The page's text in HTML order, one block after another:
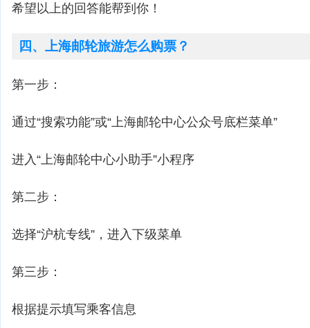
希望以上的回答能帮到你！
四、上海邮轮旅游怎么购票？
第一步：
通过“搜索功能”或“上海邮轮中心公众号底栏菜单”
进入“上海邮轮中心小助手”小程序
第二步：
选择“沪杭专线”，进入下级菜单
第三步：
根据提示填写乘客信息